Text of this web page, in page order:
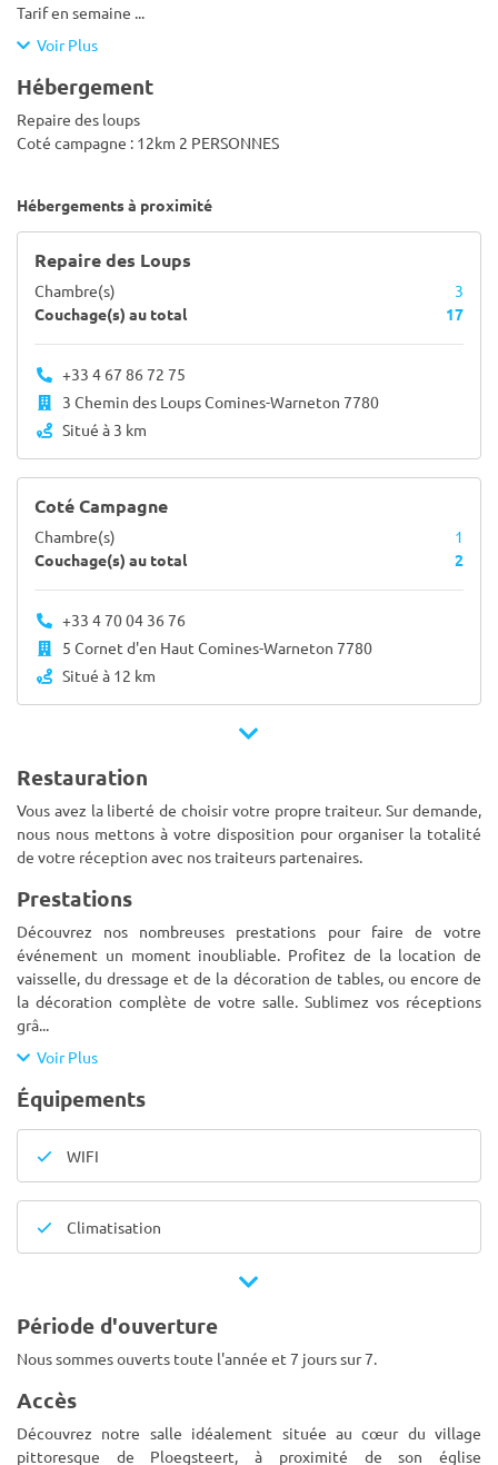
Tarif en semaine ...
Voir Plus
Hébergement
Repaire des loups
Coté campagne : 12km 2 PERSONNES
Hébergements à proximité
Repaire des Loups
Chambre(s)
3
Couchage(s) au total
17
+33 4 67 86 72 75
3 Chemin des Loups Comines-Warneton 7780
Situé à 3 km
Coté Campagne
Chambre(s)
1
Couchage(s) au total
2
+33 4 70 04 36 76
5 Cornet d'en Haut Comines-Warneton 7780
Situé à 12 km
Restauration
Vous avez la liberté de choisir votre propre traiteur. Sur demande,
nous nous mettons à votre disposition pour organiser la totalité
de votre réception avec nos traiteurs partenaires.
Prestations
Découvrez nos nombreuses prestations pour faire de votre
événement un moment inoubliable. Profitez de la location de
vaisselle, du dressage et de la décoration de tables, ou encore de
la décoration complète de votre salle. Sublimez vos réceptions
grâ...
Voir Plus
Équipements
WIFI
Climatisation
Période d'ouverture
Nous sommes ouverts toute l'année et 7 jours sur 7.
Accès
Découvrez notre salle idéalement située au cœur du village
pittoresque de Ploegsteert, à proximité de son église